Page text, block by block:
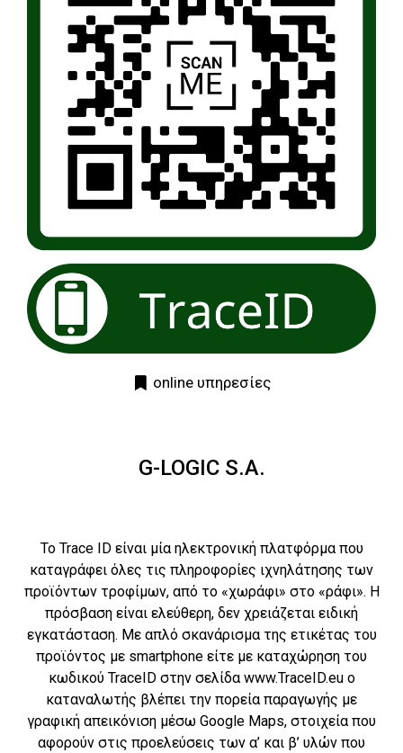
online υπηρεσίες
G-LOGIC S.A.
Το Trace ID είναι μία ηλεκτρονική πλατφόρμα που
καταγράφει όλες τις πληροφορίες ιχνηλάτησης των
προϊόντων τροφίμων, από το «χωράφι» στο «ράφι». Η
πρόσβαση είναι ελεύθερη, δεν χρειάζεται ειδική
εγκατάσταση. Με απλό σκανάρισμα της ετικέτας του
προϊόντος με smartphone είτε με καταχώρηση του
κωδικού TraceID στην σελίδα www.TraceID.eu ο
καταναλωτής βλέπει την πορεία παραγωγής με
γραφική απεικόνιση μέσω Google Maps, στοιχεία που
αφορούν στις προελεύσεις των α’ και β’ υλών που